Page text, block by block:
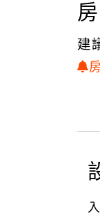
建